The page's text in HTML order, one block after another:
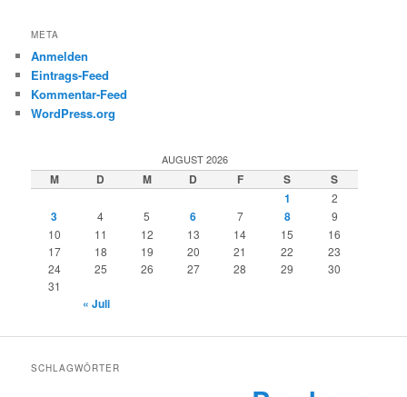
META
Anmelden
Eintrags-Feed
Kommentar-Feed
WordPress.org
AUGUST 2026
M D M D F S
S
1
2
3 4 5 6 7 8
9
10
11 12 13 14 15
16
17
18 19 20 21 22
23
24
25 26 27 28 29
30
31
« Juli
SCHLAGWÖRTER